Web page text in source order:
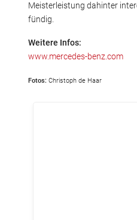
Meisterleistung dahinter
fündig.
Weitere Infos:
www.mercedes-benz.com
Fotos: Christoph de Haar